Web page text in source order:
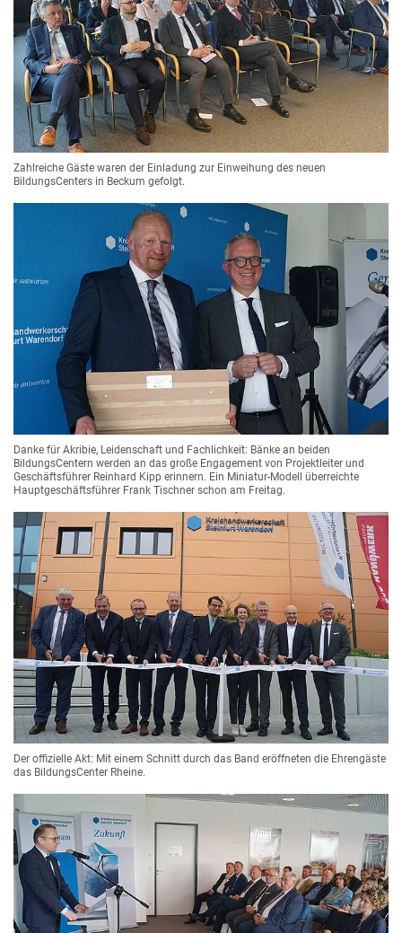
Zahlreiche Gäste waren der Einladung zur Einweihung des neuen
BildungsCenters in Beckum gefolgt.
Danke für Akribie, Leidenschaft und Fachlichkeit: Bänke an beiden
BildungsCentern werden an das große Engagement von Projektleiter und
Geschäftsführer Reinhard Kipp erinnern. Ein Miniatur-Modell überreichte
Hauptgeschäftsführer Frank Tischner schon am Freitag.
Der offizielle Akt: Mit einem Schnitt durch das Band eröffneten die Ehrengäste
das BildungsCenter Rheine.